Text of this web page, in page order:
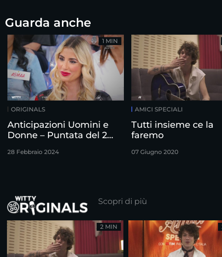
Guarda anche
ORIGINALS
Anticipazioni Uomini e
Donne – Puntata del 28
28 Febbraio 2024
1 MIN
AMICI SPECIALI
Tutti insieme ce la
faremo
07 Giugno 2020
Scopri di più
2 MIN